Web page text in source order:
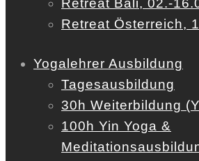
Retreat Bali, 02.-
Retreat Österreich,
Yogalehrer Ausbildung
Tagesausbildung
30h Weiterbildung
100h Yin Yoga &